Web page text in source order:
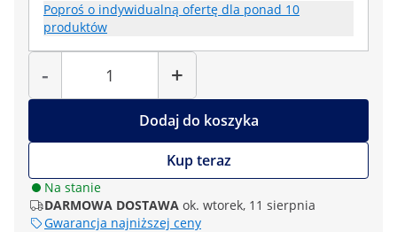
Poproś o indywidualną ofertę dla ponad 10
produktów
-
Liczba
+
Dodaj do koszyka
Kup teraz
Na stanie
DARMOWA DOSTAWA ok. wtorek, 11 sierpnia
Gwarancja najniższej ceny